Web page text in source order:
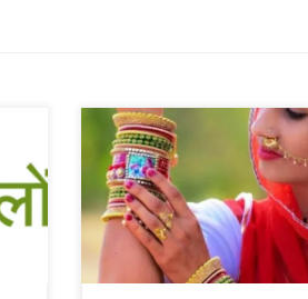
राजस्थान में स्त्री के आभूषण गोफण :-
स्त्रियों के बालों की वेणी (बालों की
छोटी लटें) में गुंथा जाने वाला आभूषण।
रखड़ी :- सिर का आभूषण, जो सुहाग
प्रतीक माना जाता है। रखड़ी पर
पत्थर के नगो